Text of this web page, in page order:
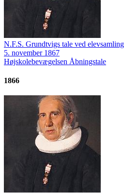
N.F.S. Grundtvigs tale ved
5. november 1867
Højskolebevægelsen Åbningstale
1866